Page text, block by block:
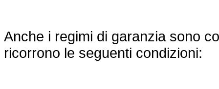
Anche i regimi di garanzia sono
ricorrono le seguenti condizioni: